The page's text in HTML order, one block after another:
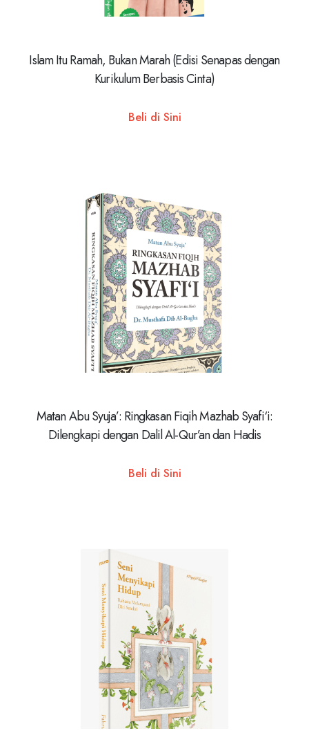
Islam Itu Ramah, Bukan Marah (Edisi Senapas dengan
Kurikulum Berbasis Cinta)
Beli di Sini
Matan Abu Syuja’: Ringkasan Fiqih Mazhab Syafi‘i:
Dilengkapi dengan Dalil Al-Qur’an dan Hadis
Beli di Sini